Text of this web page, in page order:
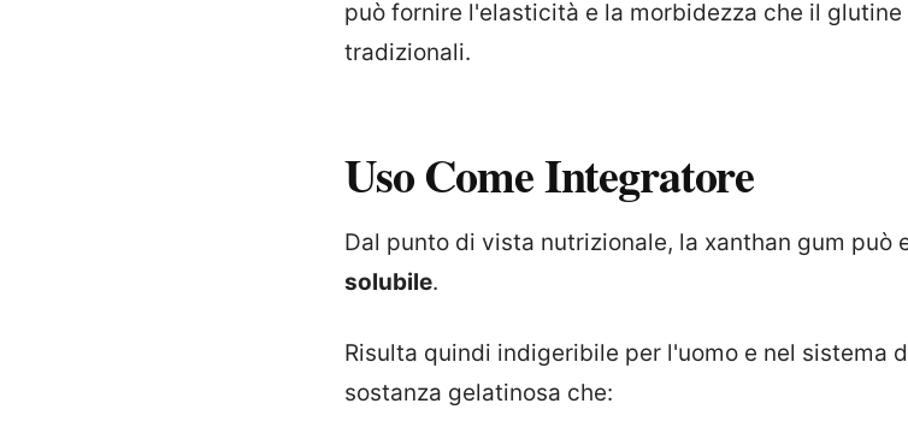
può fornire l'elasticità e la morbidezza che il
tradizionali.
Uso Come Integratore
Dal punto di vista nutrizionale, la xanthan gum può
solubile.
Risulta quindi indigeribile per l'uomo e nel sistema
sostanza gelatinosa che: